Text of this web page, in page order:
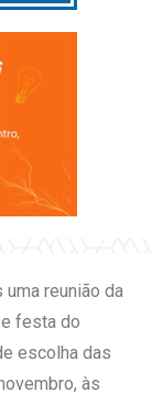
reunião da
festa do
escolha das
às